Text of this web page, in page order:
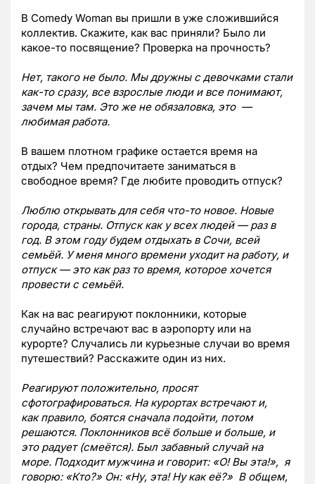
В Comedy Woman вы пришли в уже сложившийся
коллектив. Скажите, как вас приняли? Было ли
какое-то посвящение? Проверка на прочность?
Нет, такого не было. Мы дружны с девочками стали
как-то сразу, все взрослые люди и все понимают,
зачем мы там. Это же не обязаловка, это —
любимая работа.
В вашем плотном графике остается время на
отдых? Чем предпочитаете заниматься в
свободное время? Где любите проводить отпуск?
Люблю открывать для себя что-то новое. Новые
города, страны. Отпуск как у всех людей — раз в
год. В этом году будем отдыхать в Сочи, всей
семьёй. У меня много времени уходит на работу, и
отпуск — это как раз то время, которое хочется
провести с семьёй.
Как на вас реагируют поклонники, которые
случайно встречают вас в аэропорту или на
курорте? Случались ли курьезные случаи во время
путешествий? Расскажите один из них.
Реагируют положительно, просят
сфотографироваться. На курортах встречают и,
как правило, боятся сначала подойти, потом
решаются. Поклонников всё больше и больше, и
это радует (смеётся). Был забавный случай на
море. Подходит мужчина и говорит: «О! Вы эта!», я
говорю: «Кто?» Он: «Ну, эта! Ну как её?» В общем,